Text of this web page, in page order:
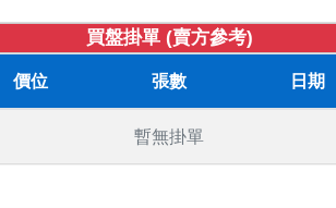
買盤掛單 (賣方參考)
價位 張數 日期
暫無掛單